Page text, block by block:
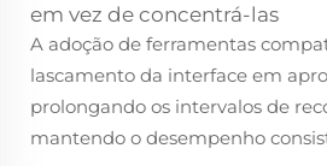
em vez de concentrá-las
A adoção de ferramentas
lascamento da interface em
prolongando os intervalos de
mantendo o desempenho